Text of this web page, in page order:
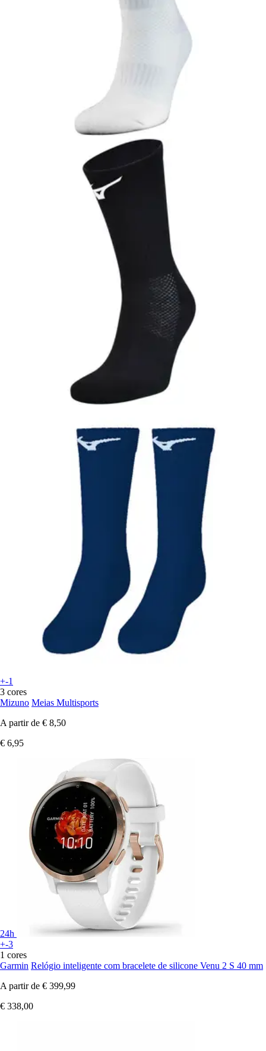
+-1
3 cores
Mizuno Meias Multisports
A partir de € 8,50
€ 6,95
24h
+-3
1 cores
Garmin Relógio inteligente com bracelete de silicone Venu 2 S 40 mm
A partir de € 399,99
€ 338,00